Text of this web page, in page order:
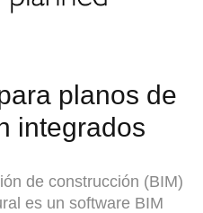
planos de
integrados
de construcción (BIM)
es un software BIM